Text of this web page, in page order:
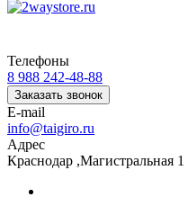
Телефоны
8 988 242-48-88
Заказать звонок
E-mail
info@taigiro.ru
Адрес
Краснодар ,Магистральная 1